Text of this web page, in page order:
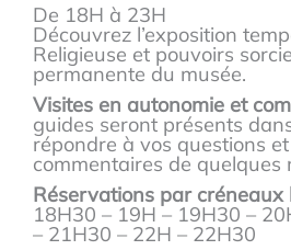
De 18H à 23H
Découvrez l’exposition
Religieuse et pouvoirs
permanente du musée.
Visites en autonomie et
guides seront présents
répondre à vos questions
commentaires de quelques
Réservations par créneaux
18H30 – 19H – 19H30 –
– 21H30 – 22H – 22H30